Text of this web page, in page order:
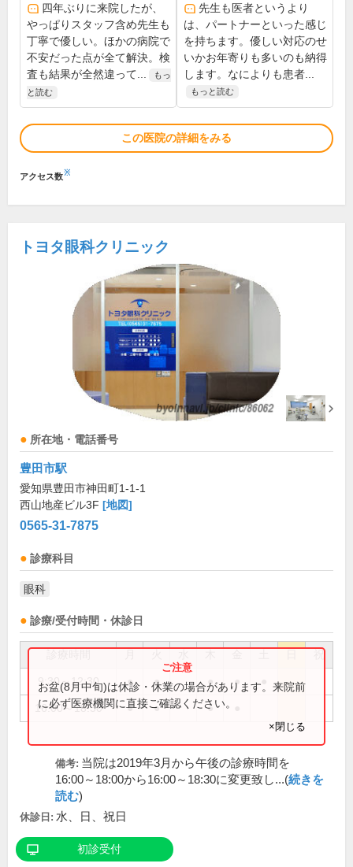
四年ぶりに来院したが、
やっぱりスタッフ含め先生も
丁寧で優しい。ほかの病院で
不安だった点が全て解決。検
査も結果が全然違って...
もっ
と読む
先生も医者というより
は、パートナーといった感じ
を持ちます。優しい対応のせ
いかお年寄りも多いのも納得
します。なによりも患者...
もっと読む
この医院の詳細をみる
アクセス数※
トヨタ眼科クリニック
所在地・電話番号
豊田市駅
愛知県豊田市神田町1-1-1
西山地産ビル3F [地図]
0565-31-7875
診療科目
眼科
診療/受付時間・休診日
祝
9:30～12:30 ● ● ● ●
16:00～18:30 ● ● ●
お盆(8月中旬)は休診・休業の場合があります。来院前
に必ず医療機関に直接ご確認ください。
×閉じる
備考: 当院は2019年3月から午後の診療時間を
16:00～18:00から16:00～18:30に変更致し...(続きを
読む)
休診日: 水、日、祝日
初診受付